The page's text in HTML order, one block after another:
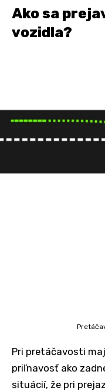
Ako sa
vozidla?
Pri pretáčavosti
priľnavosť ako
situácií, že pri